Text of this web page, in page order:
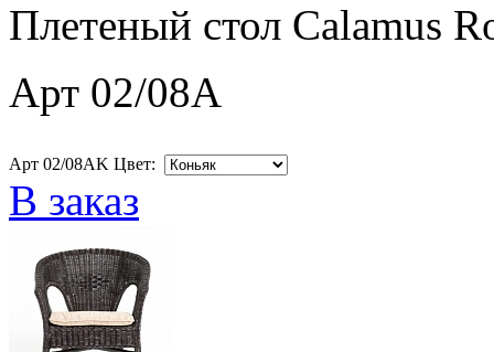
Плетеный стол Calamus
Арт 02/08A
Арт 02/08AK Цвет:
В заказ